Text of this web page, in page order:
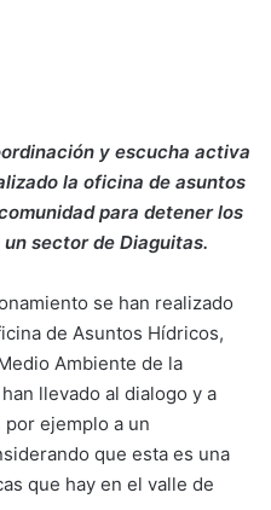
y escucha activa
la oficina de asuntos
para detener los
sector de Diaguitas.
se han realizado
de Asuntos Hídricos,
Ambiente de la
llevado al dialogo y a
ejemplo a un
que esta es una
que hay en el valle de